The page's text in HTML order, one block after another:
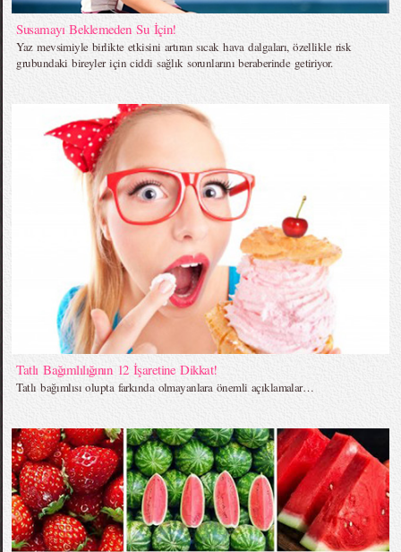
Susamayı Beklemeden Su İçin!
Yaz mevsimiyle birlikte etkisini artıran sıcak hava dalgaları, özellikle risk
grubundaki bireyler için ciddi sağlık sorunlarını beraberinde getiriyor.
Tatlı Bağımlılığının 12 İşaretine Dikkat!
Tatlı bağımlısı olupta farkında olmayanlara önemli açıklamalar…